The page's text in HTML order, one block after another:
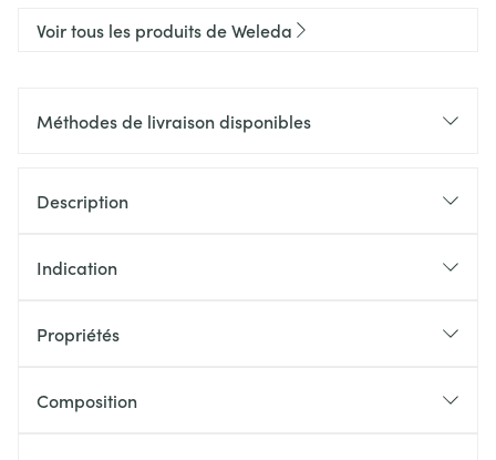
Voir tous les produits de Weleda
Méthodes de livraison disponibles
Description
Indication
Propriétés
Composition